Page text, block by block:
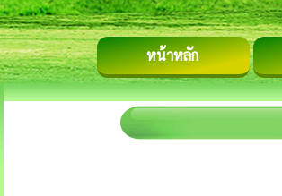
หน้าหลัก